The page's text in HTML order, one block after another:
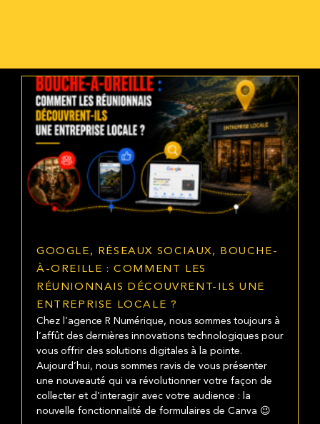
GOOGLE, RÉSEAUX SOCIAUX, BOUCHE-
À-OREILLE : COMMENT LES
RÉUNIONNAIS DÉCOUVRENT-ILS UNE
ENTREPRISE LOCALE ?
Chez l’agence R Numérique, nous sommes toujours à
l’affût des dernières innovations technologiques pour
vous offrir des solutions digitales à la pointe.
Aujourd’hui, nous sommes ravis de vous présenter
une nouveauté qui va révolutionner votre façon de
collecter et d’interagir avec votre audience : la
nouvelle fonctionnalité de formulaires de Canva 😉